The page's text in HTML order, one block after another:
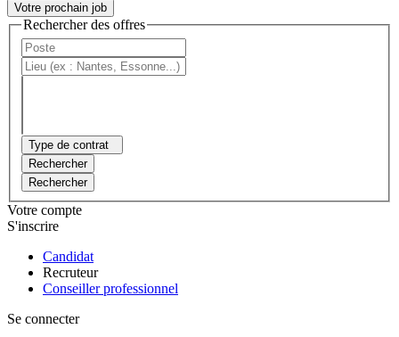
Votre prochain job
Rechercher des offres
Type de contrat
Rechercher
Rechercher
Votre compte
S'inscrire
Candidat
Recruteur
Conseiller professionnel
Se connecter